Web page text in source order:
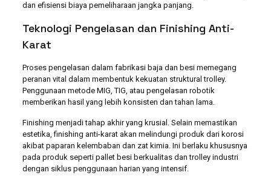
dan efisiensi biaya pemeliharaan jangka panjang.
Teknologi Pengelasan dan Finishing Anti-
Karat
Proses pengelasan dalam fabrikasi baja dan besi memegang
peranan vital dalam membentuk kekuatan struktural trolley.
Penggunaan metode MIG, TIG, atau pengelasan robotik
memberikan hasil yang lebih konsisten dan tahan lama.
Finishing menjadi tahap akhir yang krusial. Selain memastikan
estetika, finishing anti-karat akan melindungi produk dari korosi
akibat paparan kelembaban dan zat kimia. Ini berlaku khususnya
pada produk seperti pallet besi berkualitas dan trolley industri
dengan siklus penggunaan harian yang intensif.